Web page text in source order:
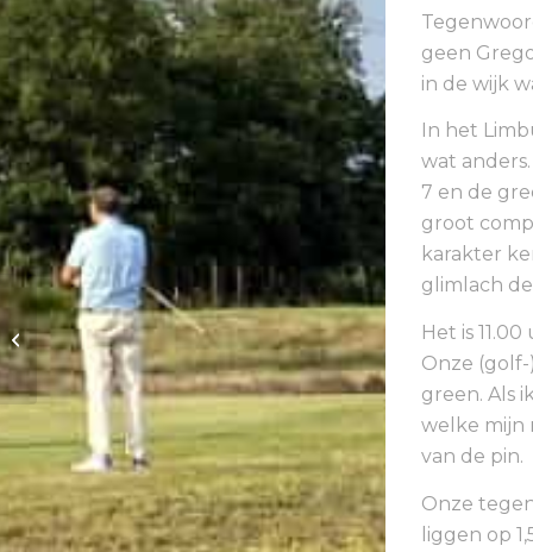
geen
in de wijk
In het
wat
7 en de
groot
karakter
glimlach
Het is
Onze
green. Als
welke mijn
van de pin.
Onze
liggen op
Dames 50+/18 2
donderdag